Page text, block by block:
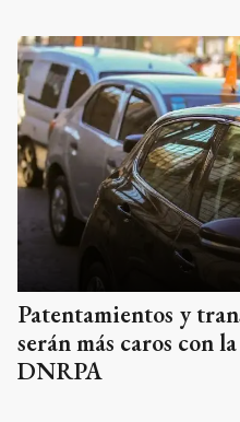
Patentamientos y
serán más caros con
DNRPA